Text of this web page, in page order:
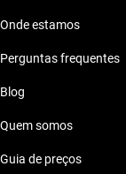
Onde estamos
Perguntas frequentes
Blog
Quem somos
Guia de preços